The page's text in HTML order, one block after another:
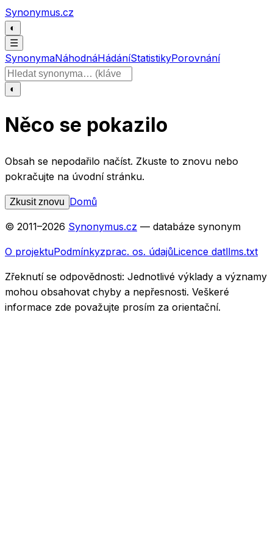
Přeskočit na obsah
Synonymus.cz
◐
☰
SynonymaNáhodnáHádáníStatistikyPorovnání
Hledat slovo
◐
Něco se pokazilo
Obsah se nepodařilo načíst. Zkuste to znovu nebo
pokračujte na úvodní stránku.
Zkusit znovu Domů
© 2011–2026 Synonymus.cz — databáze synonym
O projektuPodmínkyzprac. os. údajůLicence datllms.txt
Zřeknutí se odpovědnosti: Jednotlivé výklady a významy
mohou obsahovat chyby a nepřesnosti. Veškeré
informace zde považujte prosím za orientační.